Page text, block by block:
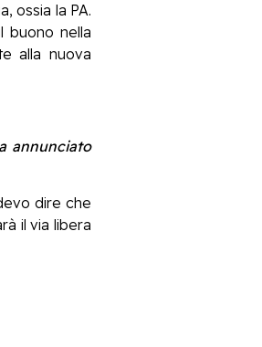
ossia la PA.
buono nella
alla nuova
annunciato
dire che
il via libera